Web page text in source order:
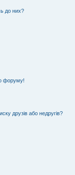
до них?
форуму!
друзів або недругів?